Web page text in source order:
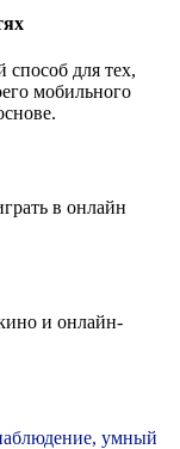
для тех,
мобильного
в онлайн
и онлайн-
умный